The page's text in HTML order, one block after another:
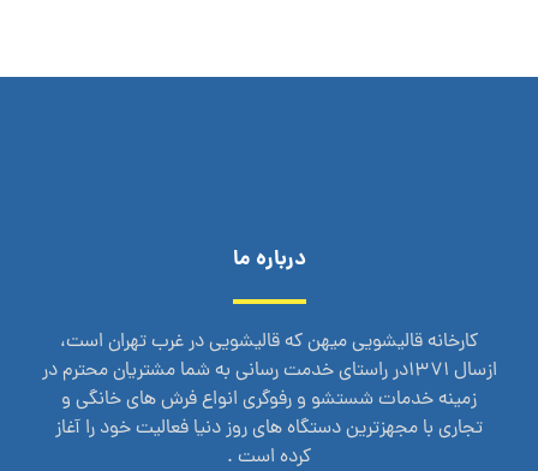
درباره ما
کارخانه قالیشویی میهن که قالیشویی در غرب تهران است،
ازسال 1371در راستای خدمت رسانی به شما مشتریان محترم در
زمینه خدمات شستشو و رفوگری انواع فرش های خانگی و
تجاری با مجهزترین دستگاه های روز دنیا فعالیت خود را آغاز
کرده است .